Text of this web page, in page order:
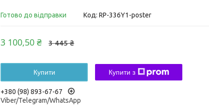
Готово до відправки Код: RP-336Y1-poster
3 445 ₴
3 100,50 ₴
Купити Купити з
+380 (98) 893-67-67
Viber/Telegram/WhatsApp